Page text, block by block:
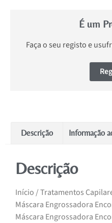
É um
Faça o seu registo e
Descrição Informação
Descrição
Início / Tratamentos
Máscara Engrossadora
Máscara Engrossadora